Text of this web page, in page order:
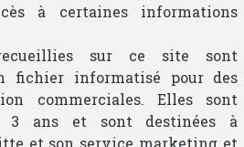
à certaines informations
sur ce site sont
fichier informatisé pour des
commerciales. Elles sont
3 ans et sont destinées à
et son service marketing et